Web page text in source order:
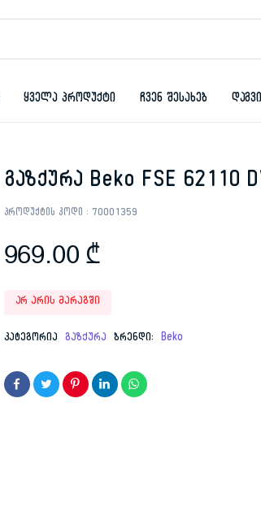
ყველა პროდუქტი ჩვენ შესახებ
გაზქურა Beko FSE 62110
პროდუქტის კოდი : 70001359
969.00 ₾
არ არის მარაგში
კატეგორია გაზქურა ბრენდი: Beko